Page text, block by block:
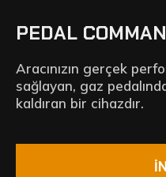
PEDAL
Aracınızın gerçek
sağlayan, gaz
kaldıran bir cihazdır.